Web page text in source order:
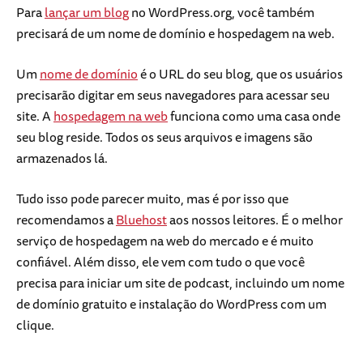
Paralançar um blogno WordPress.org, você também
precisará de um nome de domínio e hospedagem na web.
Umnome de domínioé o URL do seu blog, que os usuários
precisarão digitar em seus navegadores para acessar seu
site. Ahospedagem na webfunciona como uma casa onde
seu blog reside. Todos os seus arquivos e imagens são
armazenados lá.
Tudo isso pode parecer muito, mas é por isso que
recomendamos aBluehostaos nossos leitores. É o melhor
serviço de hospedagem na web do mercado e é muito
confiável. Além disso, ele vem com tudo o que você
precisa para iniciar um site de podcast, incluindo um nome
de domínio gratuito e instalação do WordPress com um
clique.